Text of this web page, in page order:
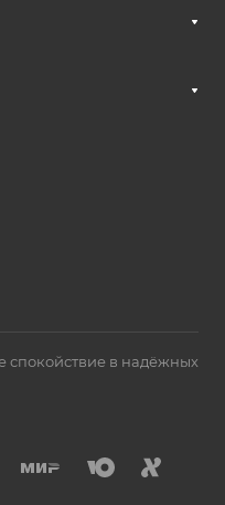
в надёжных